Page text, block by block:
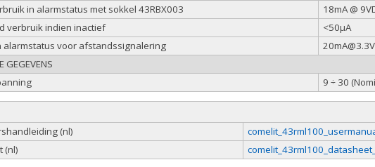
in alarmstatus met sokkel 43RBX003
18mA @
verbruik indien inactief
<50µA
alarmstatus voor afstandssignalering
GEGEVENS
9 ÷ 30
(nl)
(nl)